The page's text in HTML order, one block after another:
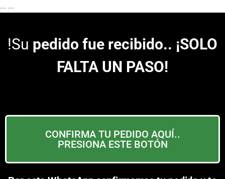
... ...
!Su pedido fue recibido.. ¡SOLO
FALTA UN PASO!
CONFIRMA TU PEDIDO AQUÍ..
PRESIONA ESTE BOTÓN